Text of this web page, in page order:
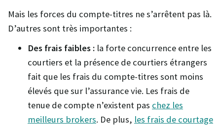
Mais les forces du compte-titres ne s’arrêtent pas là.
D’autres sont très importantes :
Des frais faibles : la forte concurrence entre les
courtiers et la présence de courtiers étrangers
fait que les frais du compte-titres sont moins
élevés que sur l’assurance vie. Les frais de
tenue de compte n’existent pas chez les
meilleurs brokers. De plus, les frais de courtage